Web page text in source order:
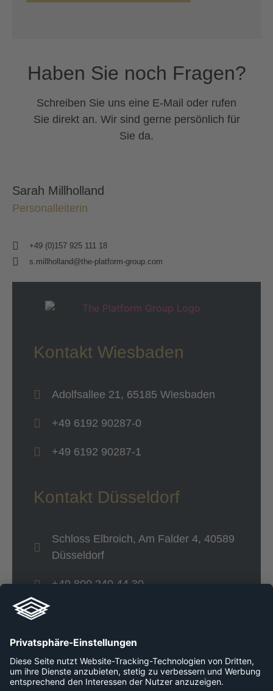
Haben Sie noch Fragen?
Schreiben Sie uns eine E-Mail oder rufen
Sie direkt an. Wir sind gerne persönlich für
Sie da.
Sarah Millholland
Personalleiterin
+49 (0)157 925 111 18
s.millholland@the-platform-group.com
Kontakt Wiesbaden
Adolfsallee 21, 65185 Wiesbaden
+49 6192 90287-0
+49 6192 90287-1
Kontakt Düsseldorf
Schloss Elbroich, Am Falder 4, 40589
Düsseldorf
+49 800 240 44 30
Links
Unternehmen Karriere